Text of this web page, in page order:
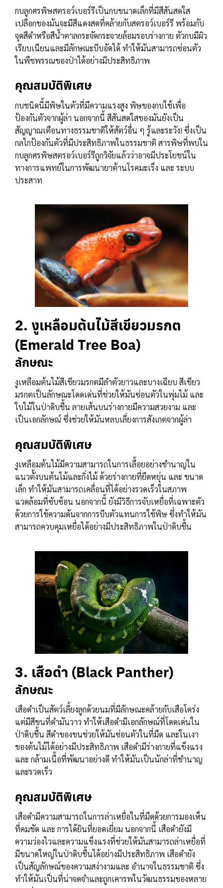
กบลูกศรพิษสตรอว์เบอร์รีเป็นกบขนาดเล็กที่มีสีสันสดใส
เปลือกของมันจะมีสีแดงสดที่คล้ายกับสตรอว์เบอร์รี พร้อมกับ
จุดสีดำหรือสีน้ำตาลกระจัดกระจายล้อมรอบร่างกาย ตัวกบมีผิว
เรียบเนียนและมีลักษณะบีบอัดได้ ทำให้มันสามารถซ่อนตัว
ในพืชพรรณของป่าได้อย่างมีประสิทธิภาพ
คุณสมบัติพิเศษ
กบชนิดนี้มีพิษในตัวที่มีความแรงสูง พิษของกบใช้เพื่อ
ป้องกันตัวจากผู้ล่า นอกจากนี้ สีสันสดใสของมันยังเป็น
สัญญาณเตือนทางธรรมชาติให้สัตว์อื่น ๆ รู้และระวัง! ซึ่งเป็น
กลไกป้องกันตัวที่มีประสิทธิภาพในธรรมชาติ สารพิษที่พบใน
กบลูกศรพิษสตรอว์เบอร์รีถูกวิจัยแล้วว่าอาจมีประโยชน์ใน
ทางการแพทย์ในการพัฒนายาต้านโรคมะเร็ง และ ระบบ
ประสาท
2. งูเหลือมต้นไม้สีเขียวมรกต
(Emerald Tree Boa)
ลักษณะ
งูเหลือมต้นไม้สีเขียวมรกตมีลำตัวยาวและบางเฉียบ สีเขียว
มรกตเป็นลักษณะโดดเด่นที่ช่วยให้มันซ่อนตัวในพุ่มไม้ และ
ใบไม้ในป่าดิบชื้น ลายเส้นบนร่างกายมีความสวยงาม และ
เป็นเอกลักษณ์ ซึ่งช่วยให้มันหลบเลี่ยงการสังเกตจากผู้ล่า
คุณสมบัติพิเศษ
งูเหลือมต้นไม้มีความสามารถในการเลื้อยอย่างชำนาญใน
แนวตั้งบนต้นไม้และกิ่งไม้ ด้วยร่างกายที่ยืดหยุ่น และ ขนาด
เล็ก ทำให้มันสามารถเคลื่อนที่ได้อย่างรวดเร็วในสภาพ
แวดล้อมที่ซับซ้อน นอกจากนี้ ยังมีวิธีการจับเหยื่อที่เฉพาะตัว
ด้วยการใช้ความดันจากการบีบตัวแทนการใช้พิษ ซึ่งทำให้มัน
สามารถควบคุมเหยื่อได้อย่างมีประสิทธิภาพในป่าดิบชื้น
3. เสือดำ (Black Panther)
ลักษณะ
เสือดำเป็นสัตว์เลี้ยงลูกด้วยนมที่มีลักษณะคล้ายกับเสือโคร่ง
แต่มีสีขนที่ดำมันวาว ทำให้เสือดำมีเอกลักษณ์ที่โดดเด่นใน
ป่าดิบชื้น สีดำของขนช่วยให้มันซ่อนตัวในที่มืด และในเงา
ของต้นไม้ได้อย่างมีประสิทธิภาพ เสือดำมีร่างกายที่แข็งแรง
และ กล้ามเนื้อที่พัฒนาอย่างดี ทำให้มันเป็นนักล่าที่ชำนาญ
และรวดเร็ว
คุณสมบัติพิเศษ
เสือดำมีความสามารถในการล่าเหยื่อในที่มืดด้วยการมองเห็น
ที่คมชัด และ การได้ยินที่ยอดเยี่ยม นอกจากนี้ เสือดำยังมี
ความว่องไวและความแข็งแรงที่ช่วยให้มันสามารถล่าเหยื่อที่
มีขนาดใหญ่ในป่าดิบชื้นได้อย่างมีประสิทธิภาพ เสือดำยัง
เป็นสัญลักษณ์ของความสง่างามและ อำนาจในธรรมชาติ ซึ่ง
ทำให้มันเป็นที่น่าจดจำและถูกเคารพในวัฒนธรรมของหลาย